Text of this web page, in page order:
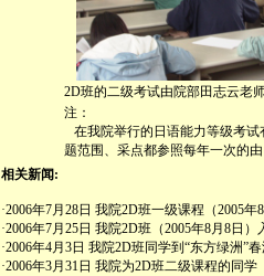
2D班的二级考试由院部田志云老
注：
在我院举行的日语能力等级考试
题范围、采点都参照每年一次的
相关新闻:
·2006年7月28日 我院2D班一级课程（2005
·2006年7月25日 我院2D班（2005年8月8日
·2006年4月3日 我院2D班同学到“东方绿洲”
·2006年3月31日 我院为2D班二级课程的同